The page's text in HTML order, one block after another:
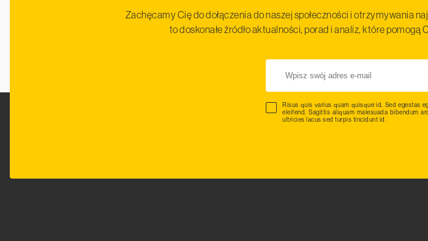
Zachęcamy Cię do dołączenia do naszej społeczności i otrzymywania
to doskonałe źródło aktualności, porad i analiz, które
Risus quis varius quam quisque id. Sed egestas
eleifend. Sagittis aliquam malesuada bibendum
ultricies lacus sed turpis tincidunt id.